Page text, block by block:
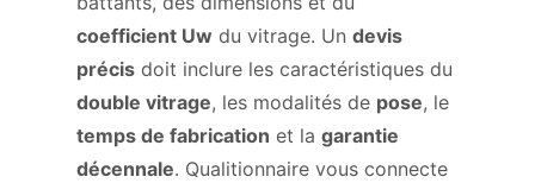
coefficient Uw du vitrage. Un devis
précis doit inclure les caractéristiques du
double vitrage, les modalités de pose, le
temps de fabrication et la garantie
décennale. Qualitionnaire vous connecte